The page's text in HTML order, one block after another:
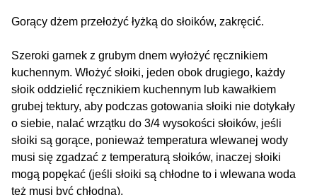
Gorący dżem przełożyć łyżką do słoików, zakręcić.
Szeroki garnek z grubym dnem wyłożyć ręcznikiem
kuchennym. Włożyć słoiki, jeden obok drugiego, każdy
słoik oddzielić ręcznikiem kuchennym lub kawałkiem
grubej tektury, aby podczas gotowania słoiki nie dotykały
o siebie, nalać wrzątku do 3/4 wysokości słoików, jeśli
słoiki są gorące, ponieważ temperatura wlewanej wody
musi się zgadzać z temperaturą słoików, inaczej słoiki
mogą popękać (jeśli słoiki są chłodne to i wlewana woda
też musi być chłodna).